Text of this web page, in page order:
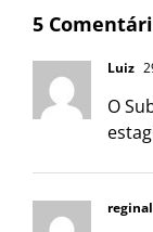
5
Luiz
O